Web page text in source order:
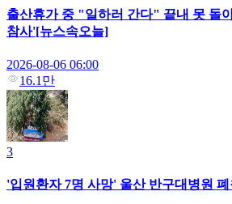
출산휴가 중 "일하러 간다" 끝내 못 돌
참사'[뉴스속오늘]
2026-08-06 06:00
16.1만
3
'입원환자 7명 사망' 울산 반구대병원